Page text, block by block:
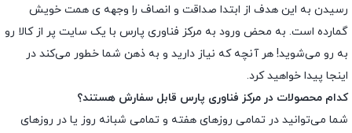
رسیدن به این هدف از ابتدا صداقت و انصاف را وجهه ى همت خویش
گمارده است. به محض ورود به مرکز فناوری پارس با یک سایت پر از کالا رو
به رو می‌شوید! هر آنچه که نیاز دارید و به ذهن شما خطور می‌کند در
اینجا پیدا خواهید کرد.
کدام محصولات در مرکز فناوری پارس قابل سفارش هستند؟
شما می‌توانید در تمامی روزهای هفته و تمامی شبانه روز یا در روزهای